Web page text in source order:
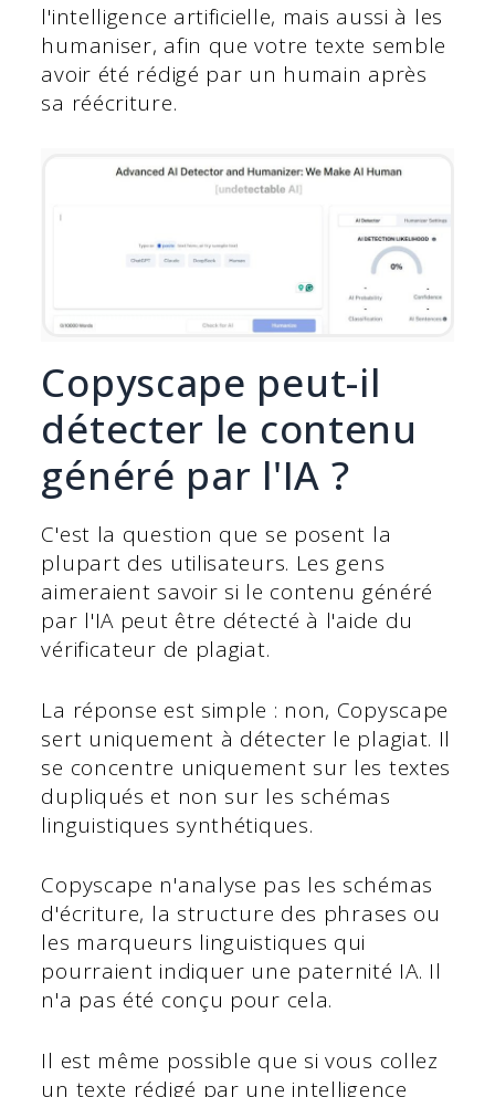
l'intelligence artificielle, mais aussi à les
humaniser, afin que votre texte semble
avoir été rédigé par un humain après
sa réécriture.
Copyscape peut-il
détecter le contenu
généré par l'IA ?
C'est la question que se posent la
plupart des utilisateurs. Les gens
aimeraient savoir si le contenu généré
par l'IA peut être détecté à l'aide du
vérificateur de plagiat.
La réponse est simple : non, Copyscape
sert uniquement à détecter le plagiat. Il
se concentre uniquement sur les textes
dupliqués et non sur les schémas
linguistiques synthétiques.
Copyscape n'analyse pas les schémas
d'écriture, la structure des phrases ou
les marqueurs linguistiques qui
pourraient indiquer une paternité IA. Il
n'a pas été conçu pour cela.
Il est même possible que si vous collez
un texte rédigé par une intelligence